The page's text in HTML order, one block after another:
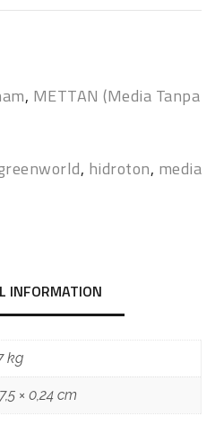
, METTAN (Media Tanpa
, hidroton, media
INFORMATION
kg
× 0,24 cm